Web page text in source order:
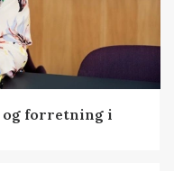
og forretning i